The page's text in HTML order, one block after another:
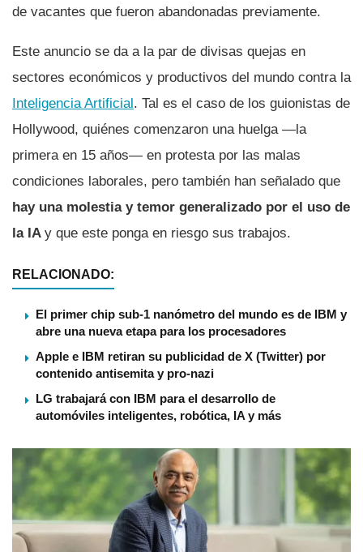
de vacantes que fueron abandonadas previamente.
Este anuncio se da a la par de divisas quejas en
sectores económicos y productivos del mundo contra la
Inteligencia Artificial. Tal es el caso de los guionistas de
Hollywood, quiénes comenzaron una huelga —la
primera en 15 años— en protesta por las malas
condiciones laborales, pero también han señalado que
hay una molestia y temor generalizado por el uso de
la IA y que este ponga en riesgo sus trabajos.
RELACIONADO:
El primer chip sub-1 nanómetro del mundo es de IBM y
abre una nueva etapa para los procesadores
Apple e IBM retiran su publicidad de X (Twitter) por
contenido antisemita y pro-nazi
LG trabajará con IBM para el desarrollo de
automóviles inteligentes, robótica, IA y más